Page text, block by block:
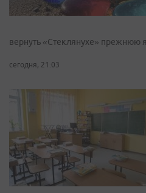
вернуть «Стеклянухе» прежнюю
сегодня, 21:03